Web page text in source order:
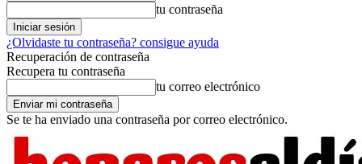
tu contraseña
¿Olvidaste tu contraseña? consigue ayuda
Recuperación de contraseña
Recupera tu contraseña
tu correo electrónico
Se te ha enviado una contraseña por correo electrónico.